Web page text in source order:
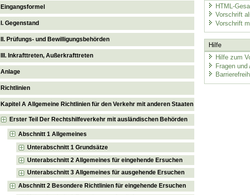
Eingangsformel
I. Gegenstand
II. Prüfungs- und Bewilligungsbehörden
III. Inkrafttreten, Außerkrafttreten
Anlage
Richtlinien
Kapitel A Allgemeine Richtlinien für den Verkehr mit anderen Staaten
Erster Teil Der Rechtshilfeverkehr mit ausländischen Behörden
Abschnitt 1 Allgemeines
Unterabschnitt 1 Grundsätze
Unterabschnitt 2 Allgemeines für eingehende Ersuchen
Unterabschnitt 3 Allgemeines für ausgehende Ersuchen
Abschnitt 2 Besondere Richtlinien für eingehende Ersuchen
HTML-
Vorschrift
Vorschrift
Hilfe
Hilfe zum
Fragen und